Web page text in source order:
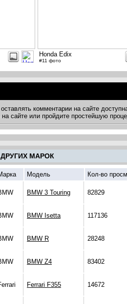
Honda Edix
#11 фото
комментарии на сайте
на сайте или пройдите простейшую
МАРОК
Модель Кол-во
BMW 3 Touring 82829
BMW Isetta 117136
BMW R 28248
BMW Z4 83402
Ferrari F355 14672